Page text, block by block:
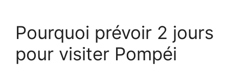
Pourquoi prévoir 2 jours
pour visiter Pompéi